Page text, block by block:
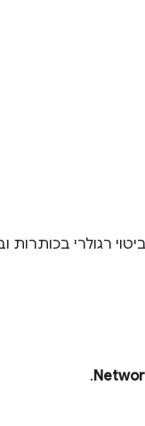
רגולרי בכותרות
.